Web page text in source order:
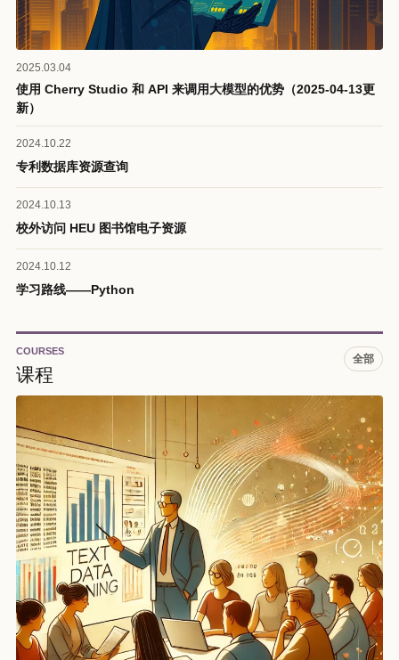
2025.03.04
使用 Cherry Studio 和 API 来调用大模型的优势（2025-04-13更
新）
2024.10.22
专利数据库资源查询
2024.10.13
校外访问 HEU 图书馆电子资源
2024.10.12
学习路线——Python
COURSES
课程
全部